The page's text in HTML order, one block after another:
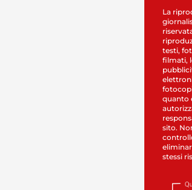
La
testi,
filmati,
quanto
sito.
stessi